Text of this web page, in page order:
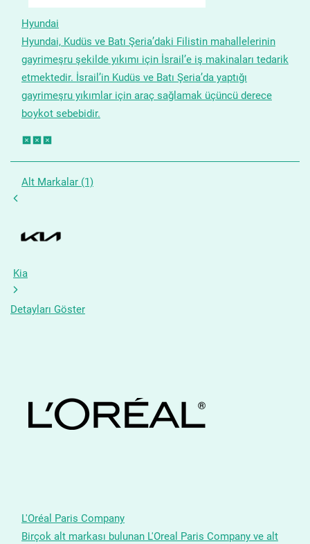
Hyundai
Hyundai, Kudüs ve Batı Şeria’daki Filistin mahallelerinin
gayrimeşru şekilde yıkımı için İsrail’e iş makinaları tedarik
etmektedir. İsrail’in Kudüs ve Batı Şeria’da yaptığı
gayrimeşru yıkımlar için araç sağlamak üçüncü derece
boykot sebebidir.
Alt Markalar (1)
Kia
Detayları Göster
L'Oréal Paris Company
Birçok alt markası bulunan L'Oreal Paris Company ve alt